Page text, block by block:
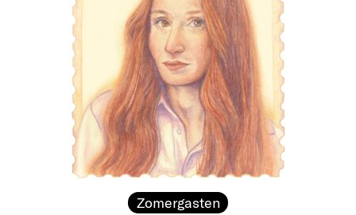
Zomergasten